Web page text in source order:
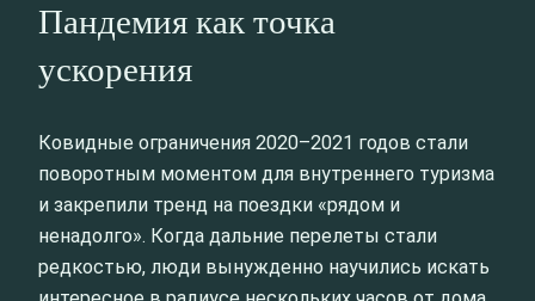
Пандемия как точка
ускорения
Ковидные ограничения 2020–2021 годов стали
поворотным моментом для внутреннего туризма
и закрепили тренд на поездки «рядом и
ненадолго». Когда дальние перелеты стали
редкостью, люди вынужденно научились искать